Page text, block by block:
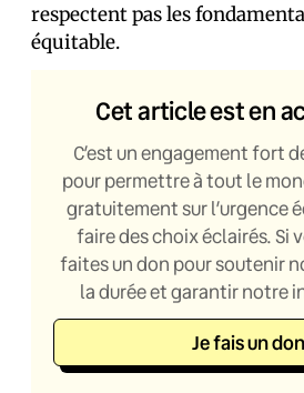
respectent pas les
équitable.
Cet article est en
C’est un engagement fort
pour permettre à tout le
gratuitement sur l’urgence
faire des choix éclairés. Si
faites un don pour soutenir
la durée et garantir notre
Je fais un don